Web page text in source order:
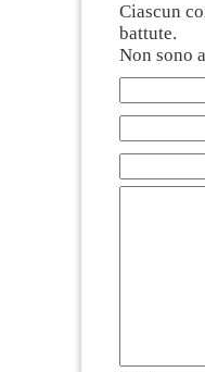
Ciascun
battute.
Non sono